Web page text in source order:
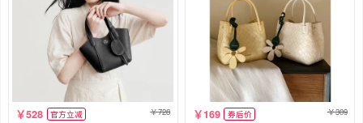
528 官方立减 728 169 券后价 309